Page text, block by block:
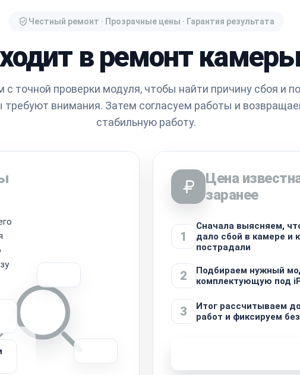
Честный ремонт · Прозрачные цены · Гарантия результата
в ремонт
точной проверки модуля, чтобы найти причину сбоя и
требуют внимания. Затем согласуем работы и
стабильную работу.
Цена
заранее
1
Сначала выясняем,
дало сбой в камере и
пострадали
2
Подбираем нужный
комплектующую под
3
Итог рассчитываем
работ и фиксируем